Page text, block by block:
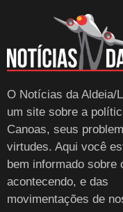
O Notícias da Aldeia/
um site sobre a
Canoas, seus
virtudes. Aqui você
bem informado sobre
acontecendo, e das
movimentações de